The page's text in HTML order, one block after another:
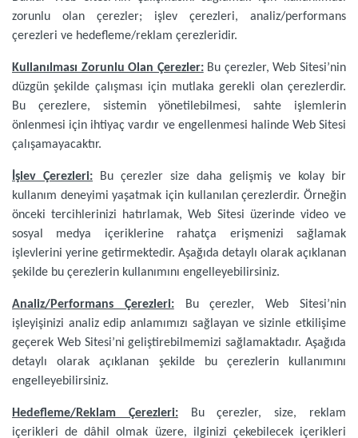
zorunlu olan çerezler; işlev çerezleri, analiz/performans
çerezleri ve hedefleme/reklam çerezleridir.
Kullanılması Zorunlu Olan Çerezler:Bu çerezler, Web Sitesi’nin
düzgün şekilde çalışması için mutlaka gerekli olan çerezlerdir.
Bu çerezlere, sistemin yönetilebilmesi, sahte işlemlerin
önlenmesi için ihtiyaç vardır ve engellenmesi halinde Web Sitesi
çalışamayacaktır.
İşlev Çerezleri: Bu çerezler size daha gelişmiş ve kolay bir
kullanım deneyimi yaşatmak için kullanılan çerezlerdir. Örneğin
önceki tercihlerinizi hatırlamak, Web Sitesi üzerinde video ve
sosyal medya içeriklerine rahatça erişmenizi sağlamak
işlevlerini yerine getirmektedir. Aşağıda detaylı olarak açıklanan
şekilde bu çerezlerin kullanımını engelleyebilirsiniz.
Analiz/Performans Çerezleri:Bu çerezler, Web Sitesi’nin
işleyişinizi analiz edip anlamımızı sağlayan ve sizinle etkilişime
geçerek Web Sitesi’ni geliştirebilmemizi sağlamaktadır. Aşağıda
detaylı olarak açıklanan şekilde bu çerezlerin kullanımını
engelleyebilirsiniz.
Hedefleme/Reklam Çerezleri:Bu çerezler, size, reklam
içerikleri de dâhil olmak üzere, ilginizi çekebilecek içerikleri